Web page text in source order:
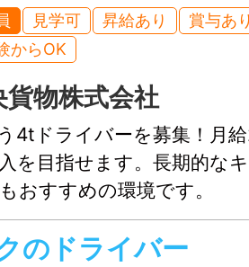
見学可 昇給あり
賞与あ
からOK
貨物株式会社
4tドライバーを募集！月
を目指せます。長期的な
おすすめの環境です。
のドライバー